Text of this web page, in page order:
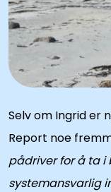
Selv om Ingrid er
Report noe
pådriver for å ta i
systemansvarlig